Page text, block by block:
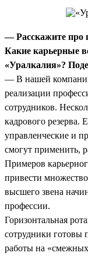
— Расскажите про
Какие карьерные
«Уралкалия»?
— В нашей
реализации
сотрудников.
кадрового резерва.
управленческие и
смогут применить,
Примеров
привести
высшего звена
профессии.
Горизонтальная
сотрудники готовы
работы на